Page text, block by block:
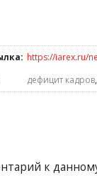
https://iarex.ru/
дефицит кадров,
к